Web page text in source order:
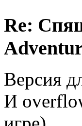
Re:
Версия
И